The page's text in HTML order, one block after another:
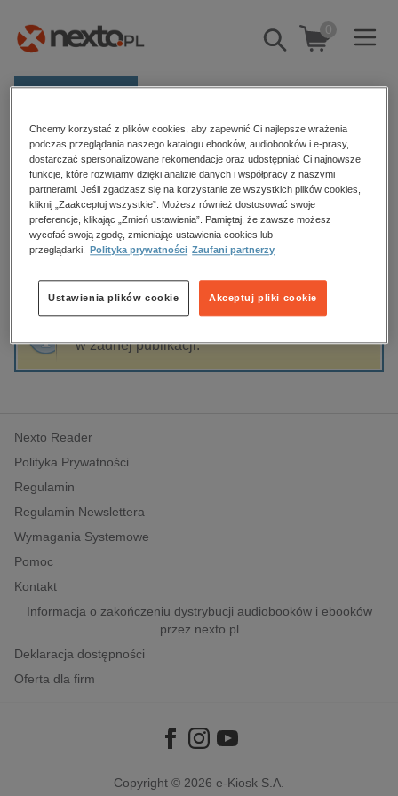
Pokaż/schowaj
wyszukiwarkę
0
Kategorie
Zobacz wszystkie E-prasa
budownictwo, aranżacja wnętrz
biznesowe, branżowe, gospodarka
dzienniki
edukacja
hobby, sport, rozrywka
komputery, internet, technologie, informatyka
polityka, społeczno-informacyjne
psychologiczne
inne
popularno-naukowe
historia
Strona główna Agata Duma
Agata Duma
Sortowanie Filtrowanie
w żadnej publikacji.
Nexto Reader
Polityka Prywatności
Regulamin
Regulamin Newslettera
Wymagania Systemowe
Pomoc
Kontakt
Informacja o zakończeniu dystrybucji audiobooków i ebooków
przez nexto.pl
Deklaracja dostępności
Oferta dla firm
Copyright © 2026 e-Kiosk S.A.
Chcemy korzystać z plików cookies, aby zapewnić Ci najlepsze wrażenia
podczas przeglądania naszego katalogu ebooków, audiobooków i e-prasy,
dostarczać spersonalizowane rekomendacje oraz udostępniać Ci najnowsze
funkcje, które rozwijamy dzięki analizie danych i współpracy z naszymi
partnerami. Jeśli zgadzasz się na korzystanie ze wszystkich plików cookies,
kliknij „Zaakceptuj wszystkie”. Możesz również dostosować swoje
preferencje, klikając „Zmień ustawienia”. Pamiętaj, że zawsze możesz
wycofać swoją zgodę, zmieniając ustawienia cookies lub
przeglądarki.
Polityka prywatności Zaufani partnerzy
Akceptuj pliki cookie
Ustawienia plików cookie